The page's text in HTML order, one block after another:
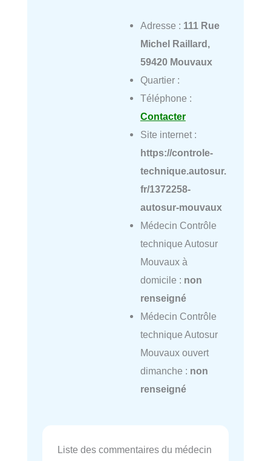
Adresse : 111 Rue
Michel Raillard,
59420 Mouvaux
Quartier :
Téléphone :
Contacter
Site internet :
https://controle-
technique.autosur.
fr/1372258-
autosur-mouvaux
Médecin Contrôle
technique Autosur
Mouvaux à
domicile : non
renseigné
Médecin Contrôle
technique Autosur
Mouvaux ouvert
dimanche : non
renseigné
Liste des commentaires du médecin